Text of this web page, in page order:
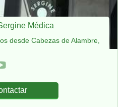
Médica
desde Cabezas de Alambre,